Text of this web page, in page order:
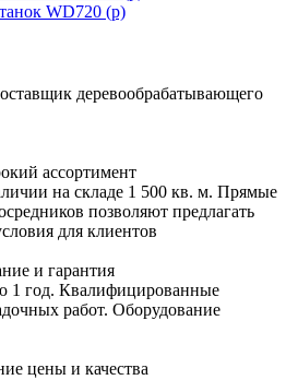
WD720 (р)
деревообрабатывающего
ассортимент
на складе 1 500 кв. м. Прямые
позволяют предлагать
для клиентов
и гарантия
1 год. Квалифицированные
работ. Оборудование
цены и качества